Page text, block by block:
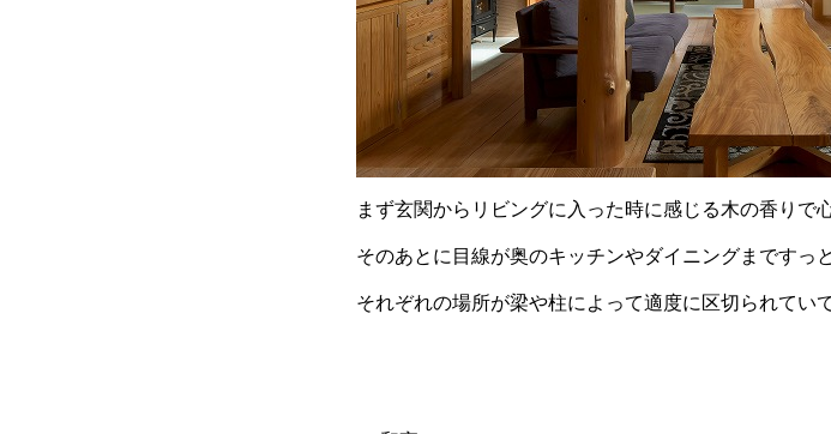
まず玄関からリビングに入った時に感じる木の香りで
そのあとに目線が奥のキッチンやダイニングまですっ
それぞれの場所が梁や柱によって適度に区切られてい